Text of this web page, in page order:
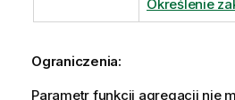
Określenie
Ograniczenia:
Parametr funkcji agregacji nie